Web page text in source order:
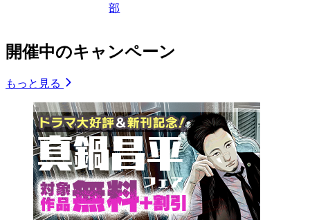
部
開催中のキャンペーン
もっと見る